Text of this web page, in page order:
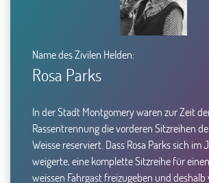
Name des Zivilen Helden:
Rosa Parks
In der Stadt Montgomery waren zur Zeit
Rassentrennung die vorderen Sitzreihen
Weisse reserviert. Dass Rosa Parks sich im
weigerte, eine komplette Sitzreihe für
weissen Fahrgast freizugeben und